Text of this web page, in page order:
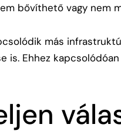
bővíthető vagy nem
más
is. Ehhez